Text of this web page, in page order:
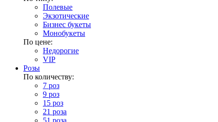
Полевые
Экзотические
Бизнес букеты
Монобукеты
По цене:
Недорогие
VIP
Розы
По количеству:
7 роз
9 роз
15 роз
21 роза
51 роза